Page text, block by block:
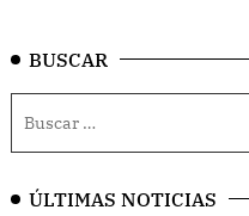
BUSCAR
ÚLTIMAS NOTICIAS